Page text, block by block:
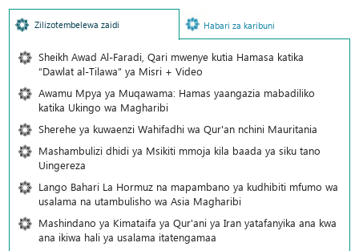
Zilizotembelewa zaidi Habari za karibuni
Sheikh Awad Al-Faradi, Qari mwenye kutia Hamasa katika
“Dawlat al-Tilawa” ya Misri + Video
Awamu Mpya ya Muqawama: Hamas yaangazia mabadiliko
katika Ukingo wa Magharibi
Sherehe ya kuwaenzi Wahifadhi wa Qur'an nchini Mauritania
Mashambulizi dhidi ya Msikiti mmoja kila baada ya siku tano
Uingereza
Lango Bahari La Hormuz na mapambano ya kudhibiti mfumo wa
usalama na utambulisho wa Asia Magharibi
Mashindano ya Kimataifa ya Qur'ani ya Iran yatafanyika ana kwa
ana ikiwa hali ya usalama itatengamaa